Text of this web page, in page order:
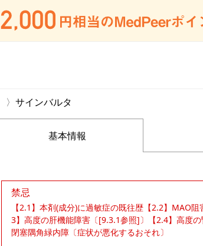
サインバルタ
基本情報
禁忌
【2.1】本剤(成分)に過敏症の既往歴【2.2】MAO
3】高度の肝機能障害〔[9.3.1参照]〕【2.4】高度
閉塞隅角緑内障〔症状が悪化するおそれ〕